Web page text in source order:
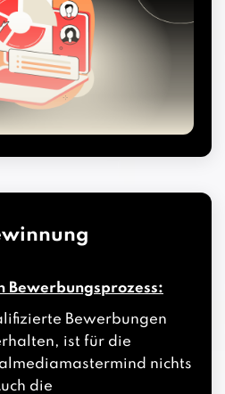
Bewerbungsprozess:
Bewerbungen
ist für die
nichts
die